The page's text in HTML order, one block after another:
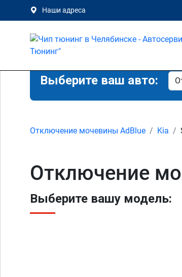
Наши адреса
Выберите ваш авто:
Отключение мочевины AdBlue Kia
Отключение
Выберите вашу модель: